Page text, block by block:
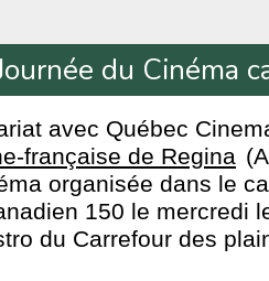
du Cinéma
avec Québec
française de Regina
organisée dans le
150 le mercredi
du Carrefour des